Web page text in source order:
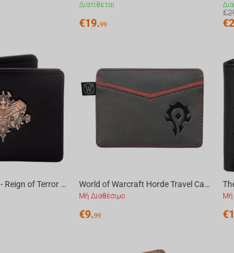
Διατίθεται
€19.99
€
€
Blizzard Diablo IV - Reign of Terror Bi-Fold Wallet World of Warcraft Horde Travel Card Wallet-N/A-Black/Red
Μή Διαθέσιμο
€9.99
Μή
€